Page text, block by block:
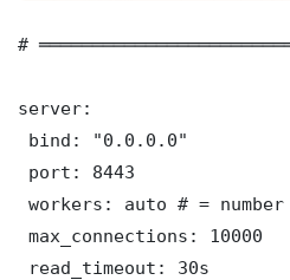
#
server:
bind: "0.0.0.0"
port: 8443
workers: auto # = number
max_connections: 10000
read_timeout: 30s